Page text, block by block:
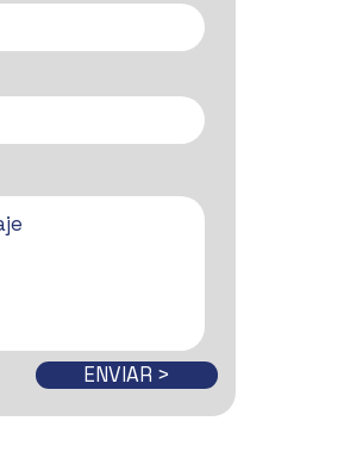
ENVIAR >